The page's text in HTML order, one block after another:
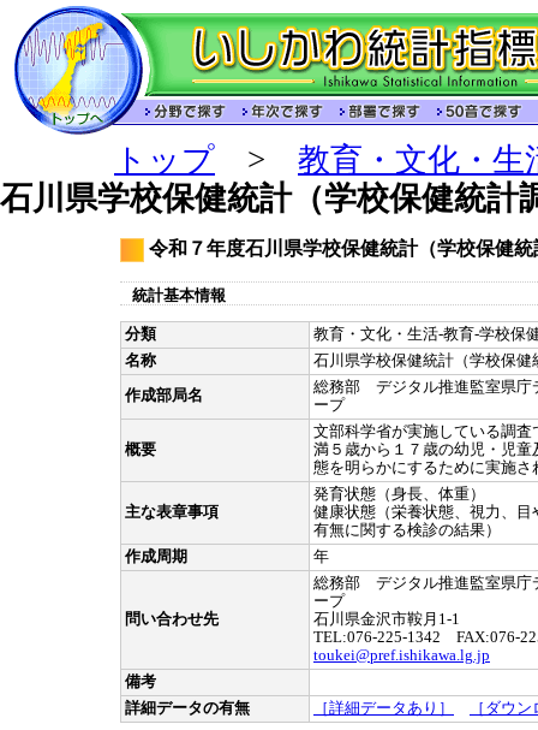
トップ > 教育・文化・生
石川県学校保健統計（学校保健統計
令和７年度石川県学校保健統計（学校保健
統計基本情報
分類
教育・文化・生活-教育-学校保
名称
石川県学校保健統計（学校保健
作成部局名
総務部 デジタル推進監室県庁
ープ
概要
文部科学省が実施している調
満５歳から１７歳の幼児・児
態を明らかにするために実施さ
主な表章事項
発育状態（身長、体重）
健康状態（栄養状態、視力、
有無に関する検診の結果）
作成周期
年
問い合わせ先
総務部 デジタル推進監室県庁
ープ
石川県金沢市鞍月1-1
TEL:076-225-1342 FAX:076-
toukei@pref.ishikawa.lg.jp
備考
詳細データの有無
［詳細データあり］ ［ダウ